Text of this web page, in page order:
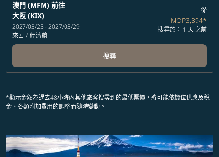
澳門 (MFM) 前往
大阪 (KIX)
2027/03/25 - 2027/03/29
來回 / 經濟艙
從
MOP3,894*
搜尋於： 1 天 之前
搜尋
*顯示金額為過去48小時內其他旅客搜尋到的最低票價，將可能依機位供應及稅
金、各類附加費用的調整而隨時變動。